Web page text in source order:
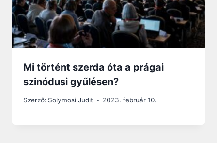
Mi történt szerda óta a prágai
szinódusi gyűlésen?
Szerző: Solymosi Judit 2023. február 10.